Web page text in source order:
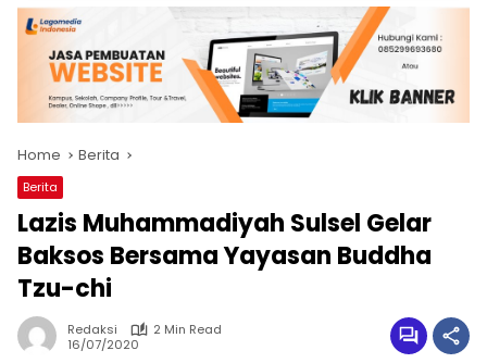
Home Berita
Berita
Lazis Muhammadiyah Sulsel Gelar
Baksos Bersama Yayasan Buddha
Tzu-chi
Redaksi
2 Min Read
16/07/2020